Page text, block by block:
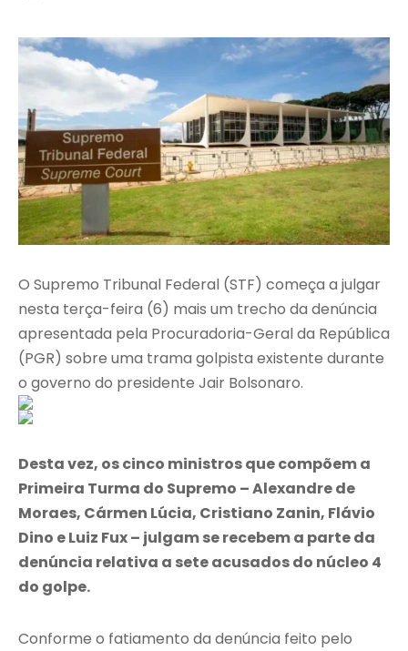
O Supremo Tribunal Federal (STF) começa a julgar
nesta terça-feira (6) mais um trecho da denúncia
apresentada pela Procuradoria-Geral da República
(PGR) sobre uma trama golpista existente durante
o governo do presidente Jair Bolsonaro.
Desta vez, os cinco ministros que compõem a
Primeira Turma do Supremo – Alexandre de
Moraes, Cármen Lúcia, Cristiano Zanin, Flávio
Dino e Luiz Fux – julgam se recebem a parte da
denúncia relativa a sete acusados do núcleo 4
do golpe.
Conforme o fatiamento da denúncia feito pelo